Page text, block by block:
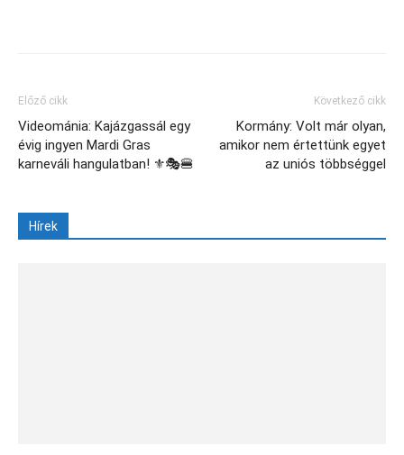
Előző cikk
Videománia: Kajázgassál egy
évig ingyen Mardi Gras
karneváli hangulatban! ⚜️🎭🍔
Következő cikk
Kormány: Volt már olyan,
amikor nem értettünk egyet
az uniós többséggel
Hírek